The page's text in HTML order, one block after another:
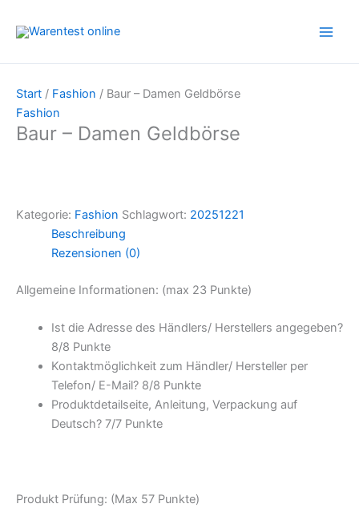
Inhalt
Start / Fashion / Baur – Damen Geldbörse
Fashion
Baur – Damen Geldbörse
Kategorie: Fashion Schlagwort: 20251221
Beschreibung
Rezensionen (0)
Allgemeine Informationen: (max 23 Punkte)
Ist die Adresse des Händlers/ Herstellers angegeben?
8/8 Punkte
Kontaktmöglichkeit zum Händler/ Hersteller per
Telefon/ E-Mail? 8/8 Punkte
Produktdetailseite, Anleitung, Verpackung auf
Deutsch? 7/7 Punkte
Produkt Prüfung: (Max 57 Punkte)